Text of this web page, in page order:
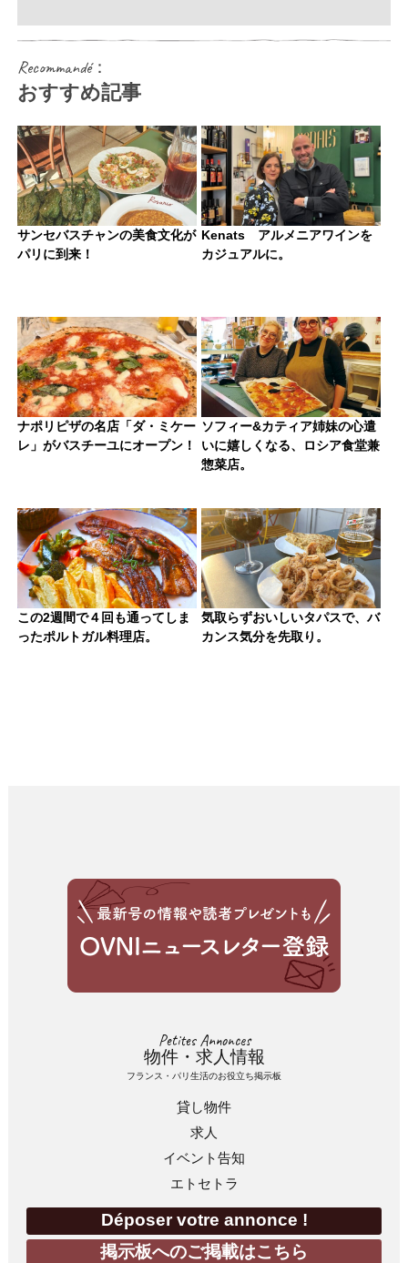
Recommandé：
おすすめ記事
サンセバスチャンの美食文化が
パリに到来！
Kenats アルメニアワインを
カジュアルに。
ナポリピザの名店「ダ・ミケー
レ」がバスチーユにオープン！
ソフィー&カティア姉妹の心遣
いに嬉しくなる、ロシア食堂兼
惣菜店。
この2週間で４回も通ってしま
ったポルトガル料理店。
気取らずおいしいタパスで、バ
カンス気分を先取り。
Petites Annonces
物件・求人情報
フランス・パリ生活のお役立ち掲示板
貸し物件
求人
イベント告知
エトセトラ
Déposer votre annonce !
掲示板へのご掲載はこちら